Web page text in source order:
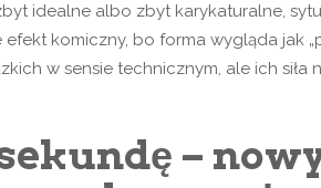
idealne albo zbyt karykaturalne,
komiczny, bo forma wygląda jak
w sensie technicznym, ale ich
–